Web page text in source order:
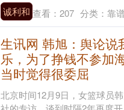
诚利和 查看： 207 分类： 靠
生讯网 韩旭：舆论说
乐，为了挣钱不参加
当时觉得很委屈
北京时间12月9日，女篮球员